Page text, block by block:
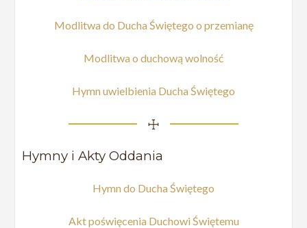
Modlitwa do Ducha Świętego o przemianę
Modlitwa o duchową wolność
Hymn uwielbienia Ducha Świętego
☩
Hymny i Akty Oddania
Hymn do Ducha Świętego
Akt poświęcenia Duchowi Świętemu